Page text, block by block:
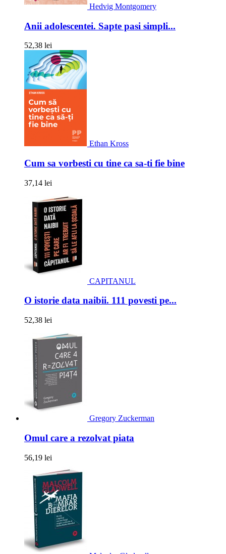
Hedvig Montgomery
Anii adolescentei. Sapte pasi simpli...
52,38 lei
Ethan Kross
Cum sa vorbesti cu tine ca sa-ti fie bine
37,14 lei
CAPITANUL
O istorie data naibii. 111 povesti pe...
52,38 lei
Gregory Zuckerman
Omul care a rezolvat piata
56,19 lei